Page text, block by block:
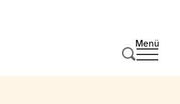
Menü
Ouvrir